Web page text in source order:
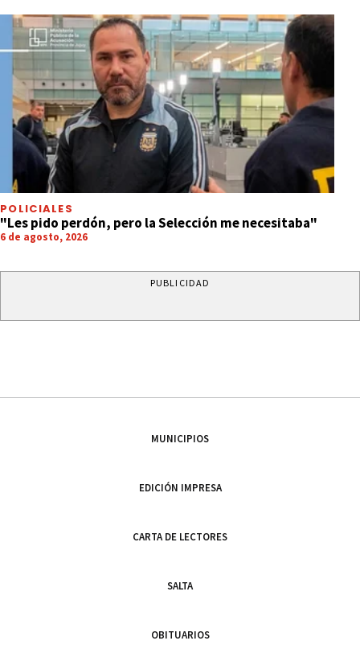
POLICIALES
"Les pido perdón, pero la Selección me necesitaba"
6 de agosto, 2026
PUBLICIDAD
MUNICIPIOS
EDICIÓN IMPRESA
CARTA DE LECTORES
SALTA
OBITUARIOS